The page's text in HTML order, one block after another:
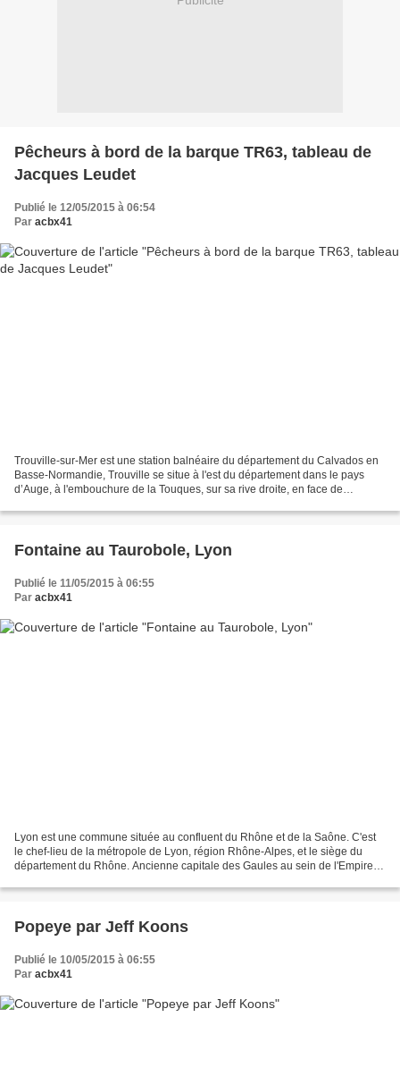
Pêcheurs à bord de la barque TR63, tableau de
Jacques Leudet
Publié le 12/05/2015 à 06:54
Par acbx41
Trouville-sur-Mer est une station balnéaire du département du Calvados en
Basse-Normandie, Trouville se situe à l'est du département dans le pays
d’Auge, à l'embouchure de la Touques, sur sa rive droite, en face de
Fontaine au Taurobole, Lyon
Publié le 11/05/2015 à 06:55
Par acbx41
Lyon est une commune située au confluent du Rhône et de la Saône. C'est
le chef-lieu de la métropole de Lyon, région Rhône-Alpes, et le siège du
département du Rhône. Ancienne capitale des Gaules au sein de l'Empire
Popeye par Jeff Koons
Publié le 10/05/2015 à 06:55
Par acbx41